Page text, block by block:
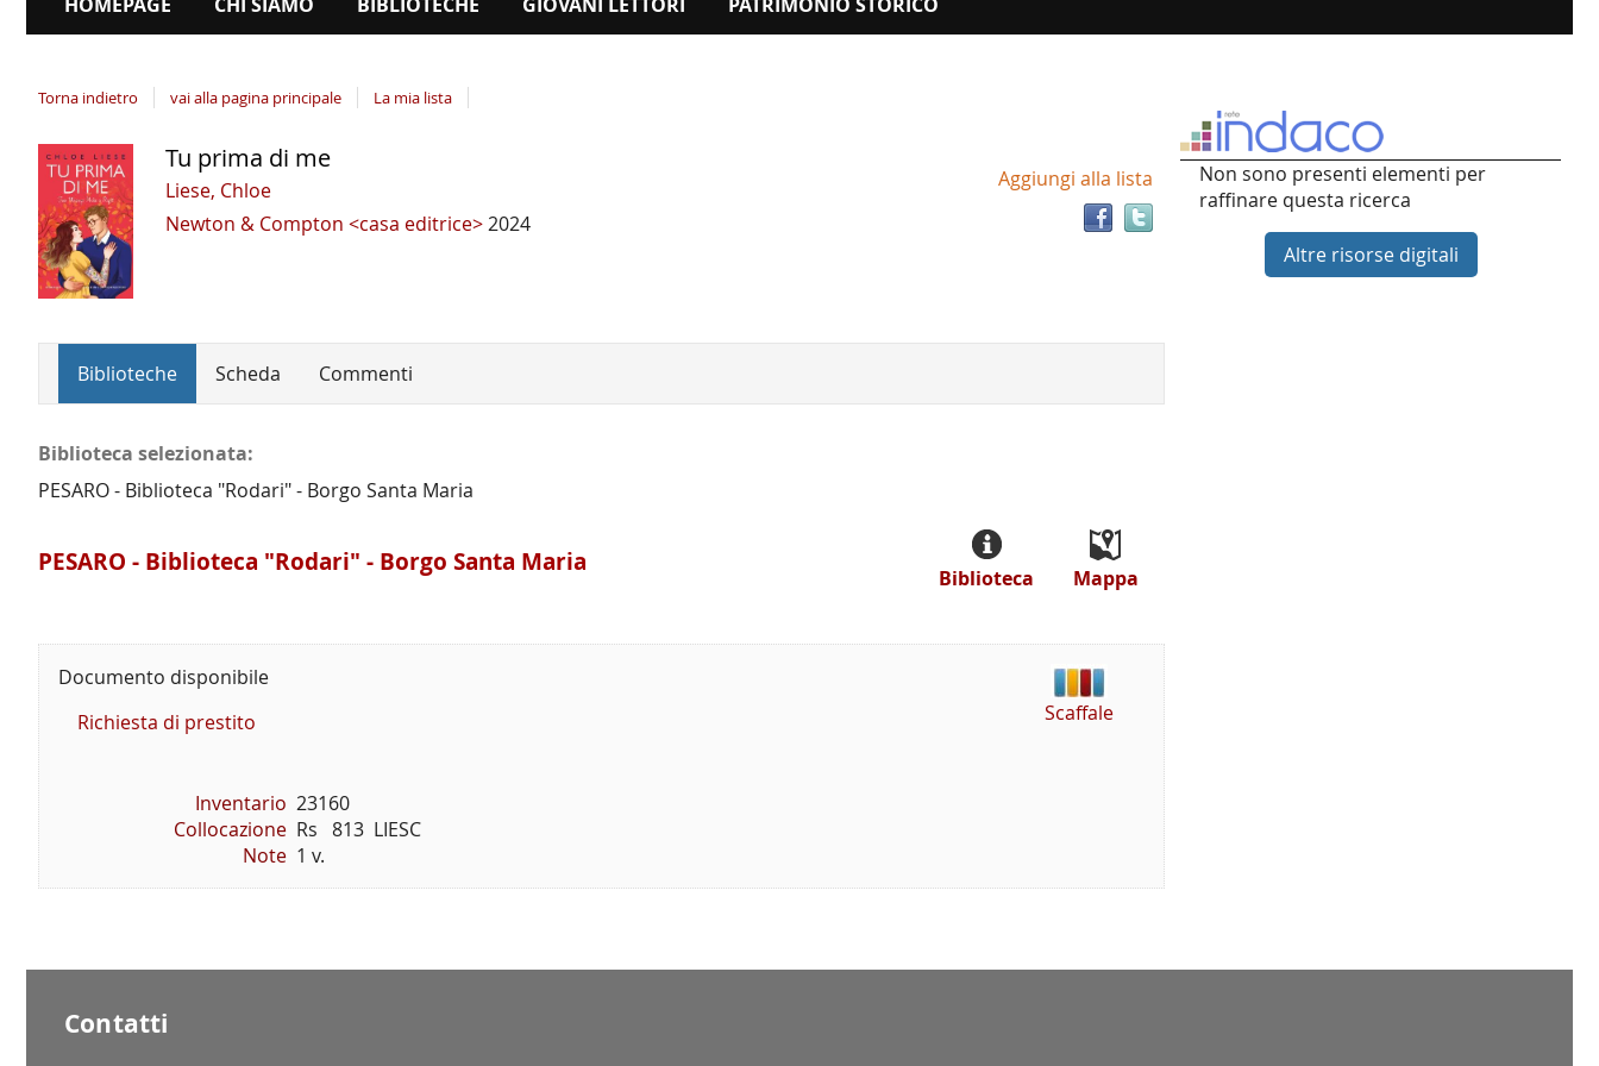
Torna indietro vai alla pagina principale La mia lista
Dettaglio
del
documento
Trova
documento
Aggiungi alla lista
Tu prima di me
Liese, Chloe
Newton & Compton <casa editrice>2024
Biblioteche Scheda Commenti
Biblioteca selezionata:
PESARO - Biblioteca "Rodari" - Borgo Santa Maria
PESARO - Biblioteca "Rodari" - Borgo Santa Maria
Mappa
Biblioteca
Documento disponibile
Richiesta di prestito
Inventario 23160
Collocazione Rs   813  LIESC
Note 1 v.
Scaffale
Non sono presenti elementi per
raffinare questa ricerca
Altre risorse digitali
Contatti